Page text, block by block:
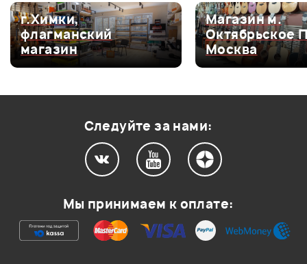
Мой отзыв о товаре
Ваша оценка:
Впечатления о товаре:
г.Химки,
флагманский
магазин
Магазин м.
Октябрьское
Москва
Следуйте за нами:
Мы принимаем к оплате: